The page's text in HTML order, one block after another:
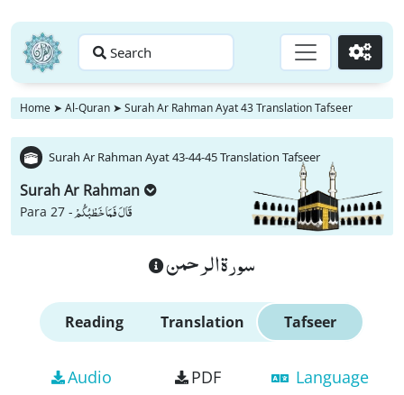
Search Go
Home ➤ Al-Quran ➤ Surah Ar Rahman Ayat 43 Translation Tafseer
Surah Ar Rahman Ayat 43-44-45 Translation Tafseer
Surah Ar Rahman
Para 27 -قَالَ فَمَا خَطْبُكُمْ
سورة الرحمن
Reading Translation Tafseer
Audio PDF Language